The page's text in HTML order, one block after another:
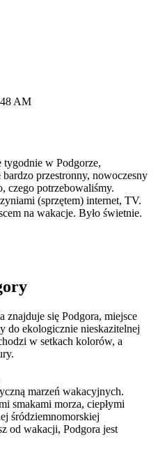
AM
tygodnie w Podgorze,
przestronny, nowoczesny
czego potrzebowaliśmy.
(sprzętem) internet, TV.
na wakacje. Było świetnie.
się Podgora, miejsce
do ekologicznie nieskazitelnej
w setkach kolorów, a
marzeń wakacyjnych.
smakami morza, ciepłymi
śródziemnomorskiej
od wakacji, Podgora jest